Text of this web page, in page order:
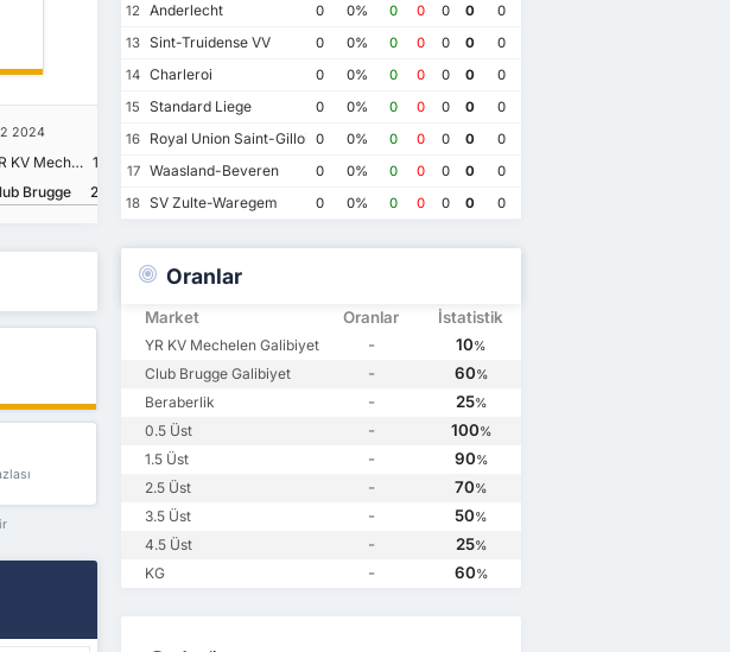
2024
YR KV Mechelen 1
Brugge
2
26/07 2024
Club Brugge
10/12 2023
YR KV Mechelen
30/07 2023
Club Brugge
12
Anderlecht 0 0% 0 0 0 0
0
13 Sint-Truidense VV 0 0% 0 0 0 0
0
14 Charleroi 0 0% 0 0 0 0
0
15
Standard Liege 0 0% 0 0 0 0
0
16
Royal Union Saint-Gilloise
0 0% 0 0 0 0
0
17 Waasland-Beveren 0 0% 0 0 0 0
0
18 SV Zulte-Waregem 0 0% 0 0 0 0 0
Oranlar
Market Oranlar İstatistik
YR KV Mechelen Galibiyet - 10%
Club Brugge Galibiyet - 60%
Beraberlik - 25%
0.5 Üst - 100%
1.5 Üst - 90%
2.5 Üst - 70%
3.5 Üst - 50%
4.5 Üst - 25%
KG - 60%